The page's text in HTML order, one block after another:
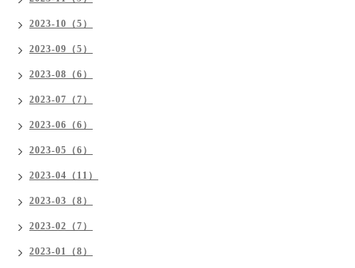
2023-10（5）
2023-09（5）
2023-08（6）
2023-07（7）
2023-06（6）
2023-05（6）
2023-04（11）
2023-03（8）
2023-02（7）
2023-01（8）